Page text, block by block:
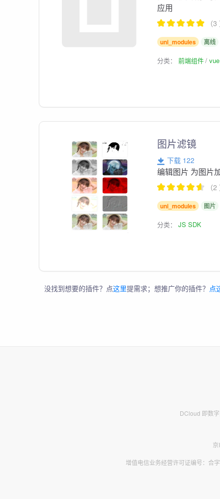
应用
（
uni_modules 离线
分类：前端组件
图片滤镜
下载 122
编辑图片 为图片
（
uni_modules 图片
分类：JS SDK
没找到想要的插件？点这里提需求；想推广你的插件？ 点
DCloud 即数
增值电信业务经营许可证编号：合